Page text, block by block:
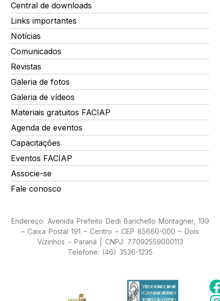
Central de downloads
Links importantes
Notícias
Comunicados
Revistas
Galeria de fotos
Galeria de vídeos
Materiais gratuitos FACIAP
Agenda de eventos
Capacitações
Eventos FACIAP
Associe-se
Fale conosco
Endereço: Avenida Prefeito Dedi Barichello Montagner, 139
– Caixa Postal 191 – Centro – CEP 85660-000 – Dois
Vizinhos – Paraná | CNPJ: 77092559000113
Telefone: (46) 3536-1235